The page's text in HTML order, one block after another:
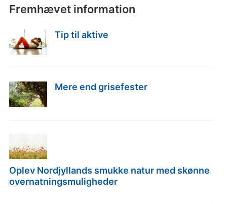
Fremhævet information
Tip til aktive
Mere end grisefester
Oplev Nordjyllands smukke natur med skønne
overnatningsmuligheder